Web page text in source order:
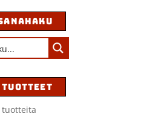
tuotteita